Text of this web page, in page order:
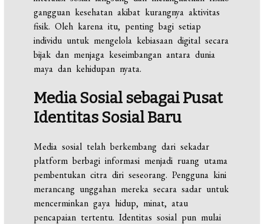
gangguan kesehatan akibat kurangnya aktivitas
fisik. Oleh karena itu, penting bagi setiap
individu untuk mengelola kebiasaan digital secara
bijak dan menjaga keseimbangan antara dunia
maya dan kehidupan nyata.
Media Sosial sebagai Pusat
Identitas Sosial Baru
Media sosial telah berkembang dari sekadar
platform berbagi informasi menjadi ruang utama
pembentukan citra diri seseorang. Pengguna kini
merancang unggahan mereka secara sadar untuk
mencerminkan gaya hidup, minat, atau
pencapaian tertentu. Identitas sosial pun mulai